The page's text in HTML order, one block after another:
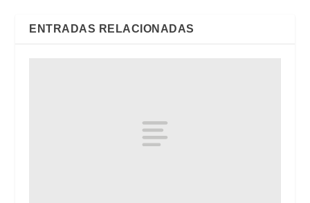
ENTRADAS RELACIONADAS